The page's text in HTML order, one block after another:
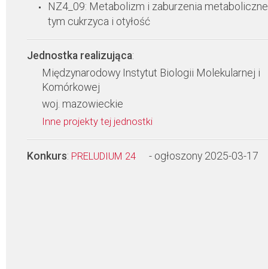
NZ4_09: Metabolizm i zaburzenia
tym cukrzyca i otyłość
Jednostka realizująca:
Międzynarodowy Instytut Biologii Molekularnej i
Komórkowej
woj. mazowieckie
Inne projekty tej jednostki
Konkurs: PRELUDIUM 24 - ogłoszony 2025-03-17